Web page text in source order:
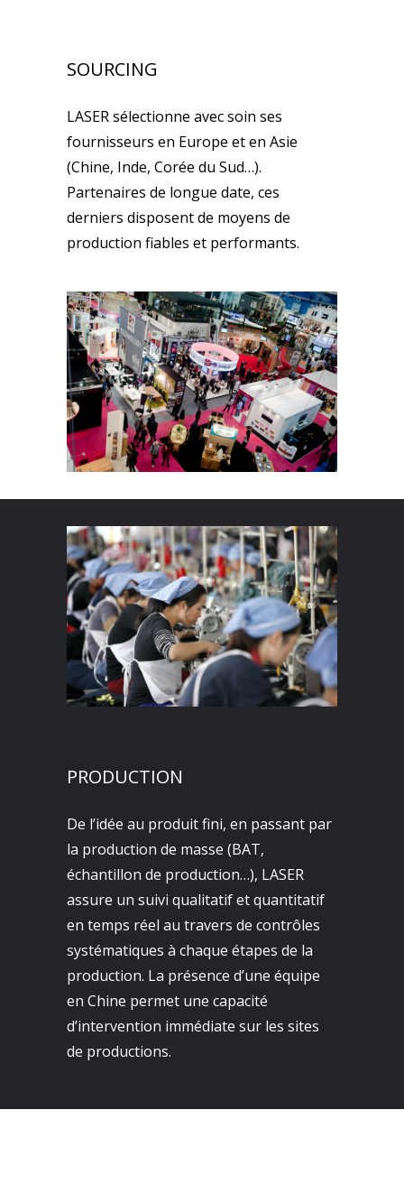
SOURCING
LASER sélectionne avec soin ses
fournisseurs en Europe et en Asie
(Chine, Inde, Corée du Sud…).
Partenaires de longue date, ces
derniers disposent de moyens de
production fiables et performants.
PRODUCTION
De l’idée au produit fini, en passant par
la production de masse (BAT,
échantillon de production…), LASER
assure un suivi qualitatif et quantitatif
en temps réel au travers de contrôles
systématiques à chaque étapes de la
production. La présence d’une équipe
en Chine permet une capacité
d’intervention immédiate sur les sites
de productions.